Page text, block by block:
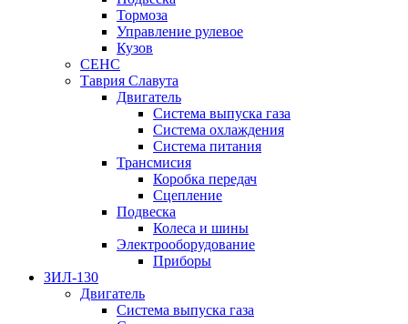
Тормоза
Управление рулевое
Кузов
СЕНС
Таврия Славута
Двигатель
Система выпуска газа
Система охлаждения
Система питания
Трансмисия
Коробка передач
Сцепление
Подвеска
Колеса и шины
Электрооборудование
Приборы
ЗИЛ-130
Двигатель
Система выпуска газа